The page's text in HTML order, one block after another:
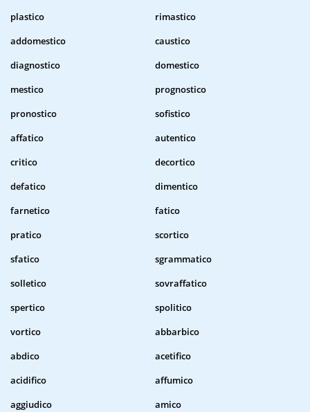
plastico
rimastico
addomestico
caustico
diagnostico
domestico
mestico
prognostico
pronostico
sofistico
affatico
autentico
critico
decortico
defatico
dimentico
farnetico
fatico
pratico
scortico
sfatico
sgrammatico
solletico
sovraffatico
spertico
spolitico
vortico
abbarbico
abdico
acetifico
acidifico
affumico
aggiudico
amico